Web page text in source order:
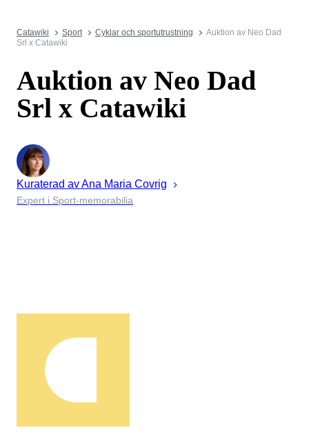
Catawiki Sport Cyklar och sportutrustning
Auktion av Neo Dad
Srl x Catawiki
Auktion av Neo Dad
Srl x Catawiki
Kuraterad avAna Maria Covrig
Expert i Sport-memorabilia